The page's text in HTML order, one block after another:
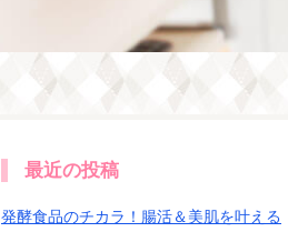
最近の投稿
発酵食品のチカラ！腸活＆美肌を叶える